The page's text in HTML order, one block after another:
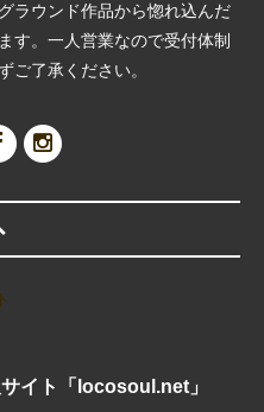
ラウンド作品から惚れ込んだ
す。一人営業なので受付体制
ご了承ください。
イト「locosoul.net」